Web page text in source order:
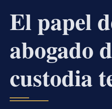
El papel
abogado
custodia